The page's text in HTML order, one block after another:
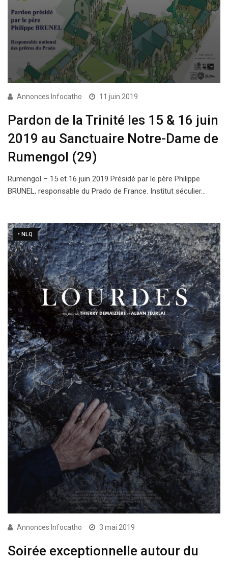
Annonces Infocatho 11 juin 2019
Pardon de la Trinité les 15 & 16 juin
2019 au Sanctuaire Notre-Dame de
Rumengol (29)
Rumengol – 15 et 16 juin 2019 Présidé par le père Philippe
BRUNEL, responsable du Prado de France. Institut séculier…
• NLQ
Annonces Infocatho 3 mai 2019
Soirée exceptionnelle autour du